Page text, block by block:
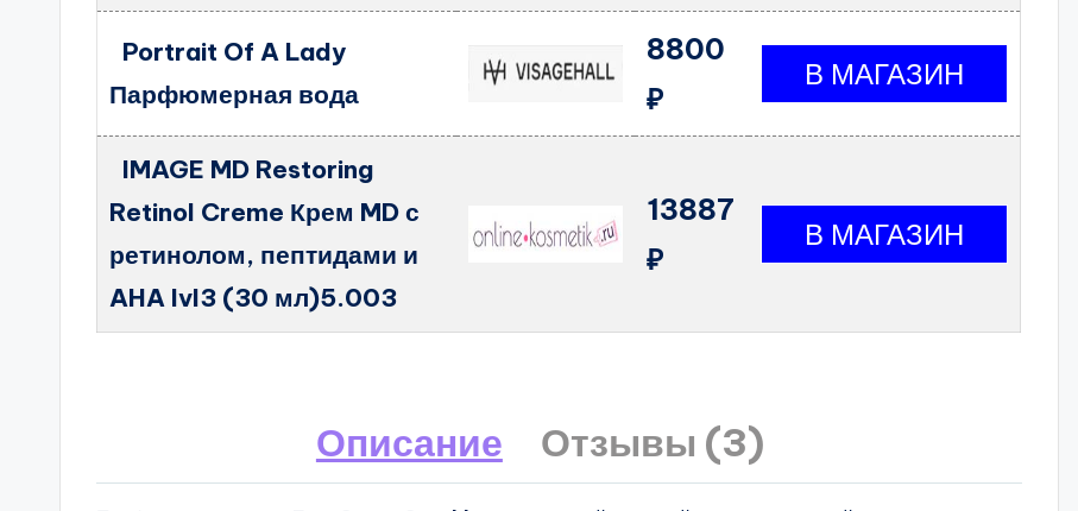
Portrait Of A Lady
Парфюмерная вода
8800
₽
IMAGE MD Restoring
Retinol Creme Крем MD с
ретинолом, пептидами и
AHA lvl3 (30 мл)5.003
13887
₽
Описание Отзывы (3)